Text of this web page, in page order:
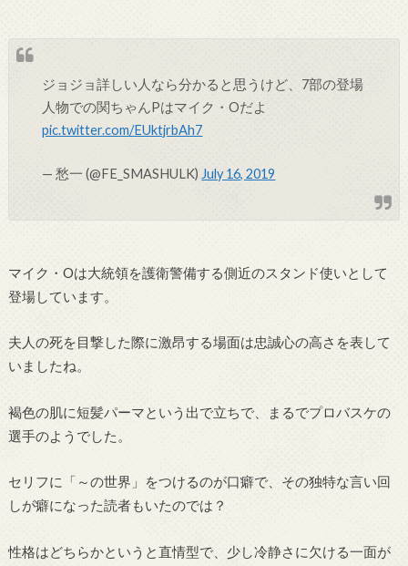
ジョジョ詳しい人なら分かると思うけど、7部の登場
人物での関ちゃんPはマイク・Oだよ
pic.twitter.com/EUktjrbAh7
— 愁一 (@FE_SMASHULK) July 16, 2019
マイク・Oは大統領を護衛警備する側近のスタンド使いとして
登場しています。
夫人の死を目撃した際に激昂する場面は忠誠心の高さを表して
いましたね。
褐色の肌に短髪パーマという出で立ちで、まるでプロバスケの
選手のようでした。
セリフに「～の世界」をつけるのが口癖で、その独特な言い回
しが癖になった読者もいたのでは？
性格はどちらかというと直情型で、少し冷静さに欠ける一面が